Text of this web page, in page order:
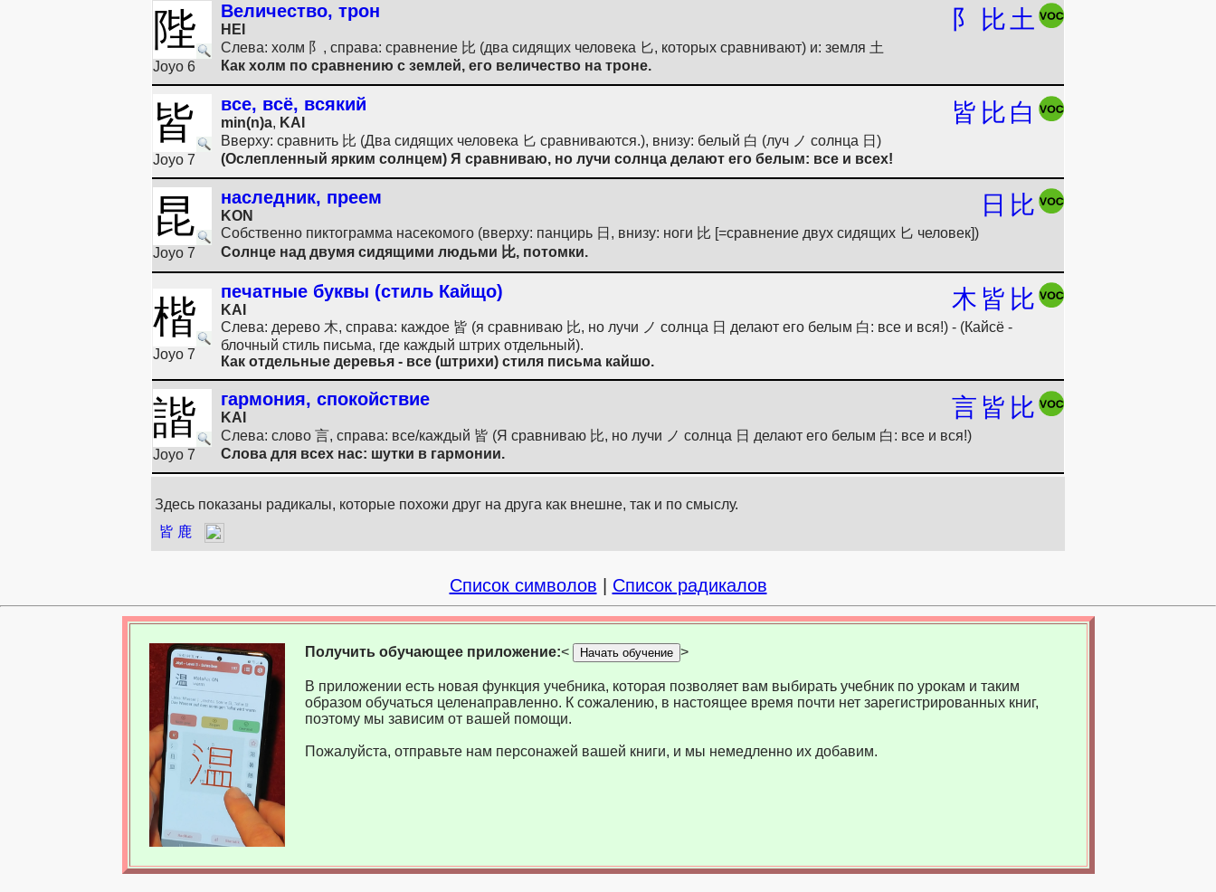
陛
Joyo 6
Величество, трон
HEI 阝 比 土
Слева: холм 阝, справа: сравнение 比 (два сидящих человека 匕, которых сравнивают) и: земля 土
Как холм по сравнению с землей, его величество на троне.
皆
Joyo 7
все, всё, всякий
min(n)a, KAI 皆 比 白
Вверху: сравнить 比 (Два сидящих человека 匕 сравниваются.), внизу: белый 白 (луч ノ солнца 日)
(Ослепленный ярким солнцем) Я сравниваю, но лучи солнца делают его белым: все и всех!
昆
Joyo 7
наследник, преем
KON 日 比
Собственно пиктограмма насекомого (вверху: панцирь 日, внизу: ноги 比 [=сравнение двух сидящих 匕 человек])
Солнце над двумя сидящими людьми 比, потомки.
楷
Joyo 7
печатные буквы (стиль Кайщо)
KAI 木 皆 比
Слева: дерево 木, справа: каждое 皆 (я сравниваю 比, но лучи ノ солнца 日 делают его белым 白: все и вся!) - (Кайсё -
блочный стиль письма, где каждый штрих отдельный).
Как отдельные деревья - все (штрихи) стиля письма кайшо.
諧
Joyo 7
гармония, спокойствие
KAI 言 皆 比
Слева: слово 言, справа: все/каждый 皆 (Я сравниваю 比, но лучи ノ солнца 日 делают его белым 白: все и вся!)
Слова для всех нас: шутки в гармонии.
Здесь показаны радикалы, которые похожи друг на друга как внешне, так и по смыслу.
皆 鹿
Список символов Список радикалов
Получить обучающее приложение:< Начать обучение >
В приложении есть новая функция учебника, которая позволяет вам выбирать учебник по урокам и таким
образом обучаться целенаправленно. К сожалению, в настоящее время почти нет зарегистрированных книг,
поэтому мы зависим от вашей помощи.
Пожалуйста, отправьте нам персонажей вашей книги, и мы немедленно их добавим.